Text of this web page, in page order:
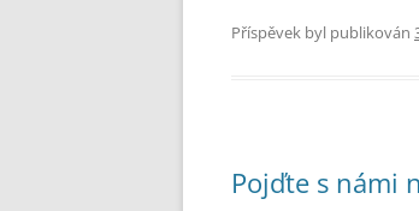
Příspěvek byl publikován
Pojďte s námi